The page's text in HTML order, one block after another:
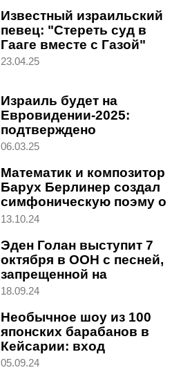
Известный израильский
певец: "Стереть суд в
Гааге вместе с Газой"
23.04.25
Израиль будет на
Евровидении-2025:
подтверждено
окончательно, но не без
06.03.25
Математик и композитор
Барух Берлинер создал
симфоническую поэму о
сотворении мира
13.10.24
Эден Голан выступит 7
октября в ООН с песней,
запрещенной на
Евровидении-2024
18.09.24
Необычное шоу из 100
японских барабанов в
Кейсарии: вход
свободный
05.09.24